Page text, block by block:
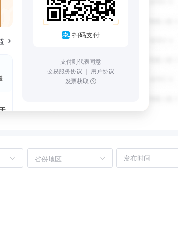
扫码支付
支付则代表同意
交易服务协议 ｜ 用户协议
发票获取
省份地区